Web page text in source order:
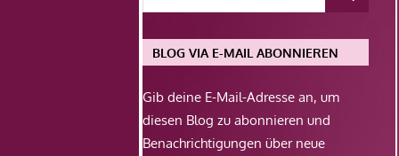
BLOG VIA E-MAIL ABONNIEREN
Gib deine E-Mail-Adresse an, um
diesen Blog zu abonnieren und
Benachrichtigungen über neue